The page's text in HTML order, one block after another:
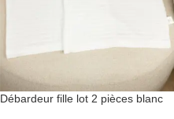
Débardeur fille lot 2 pièces blanc